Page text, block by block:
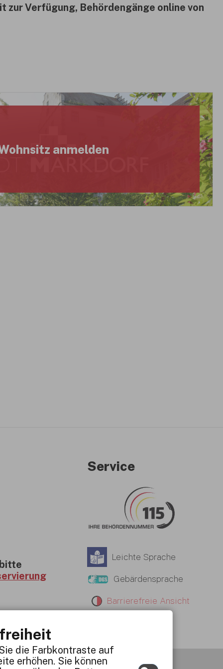
Verfügung, Behördengänge online von
anmelden
Service
Leichte Sprache
Gebärdensprache
Barrierefreie Ansicht
die Farbkontraste auf
erhöhen. Sie können